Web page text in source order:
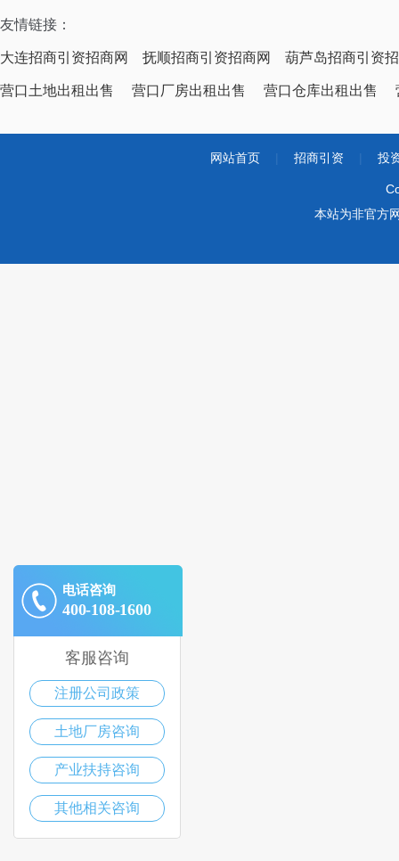
友情链接：
大连招商引资招商网 抚顺招商引资招商网 葫芦岛招商引资
营口土地出租出售 营口厂房出租出售 营口仓库出租出售
网站首页 招商引资 投
本站为非官方
电话咨询
400-108-1600
客服咨询
注册公司政策
土地厂房咨询
产业扶持咨询
其他相关咨询